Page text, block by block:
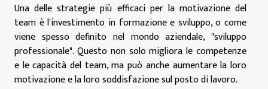
Una delle strategie più efficaci per la motivazione del
team è l'investimento in formazione e sviluppo, o come
viene spesso definito nel mondo aziendale, "sviluppo
professionale". Questo non solo migliora le competenze
e le capacità del team, ma può anche aumentare la loro
motivazione e la loro soddisfazione sul posto di lavoro.